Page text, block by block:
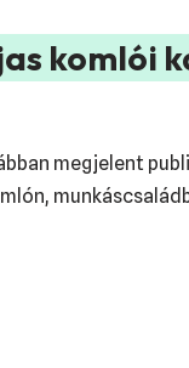
komlói
megjelent